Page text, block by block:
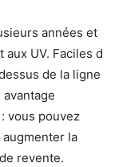
années et
UV. Faciles d
de la ligne
vous pouvez
la
revente.